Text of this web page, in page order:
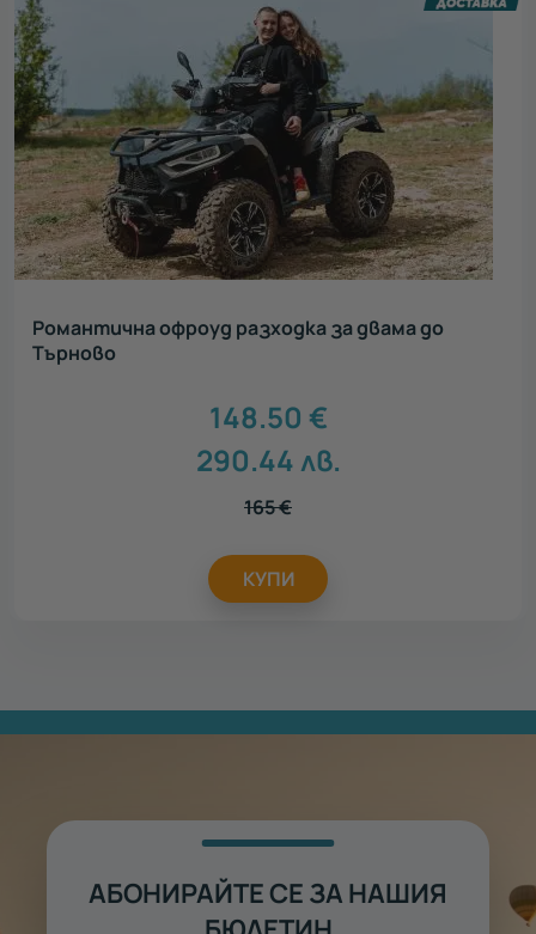
Романтична офроуд разходка за двама до
Търново
148.50 €
290.44лв.
165€
КУПИ
АБОНИРАЙТЕ СЕ ЗА НАШИЯ